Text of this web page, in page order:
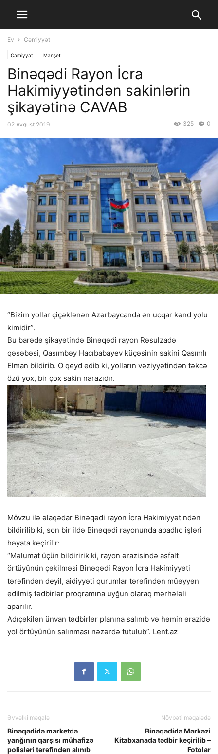
Ev Cəmiyyət
Cəmiyyət Manşet
Binəqədi Rayon İcra
Hakimiyyətindən sakinlərin
şikayətinə CAVAB
02 Avqust 2019 0
325
“Bizim yollar çiçəklənən Azərbaycanda ən ucqar kənd yolu
kimidir”.
Bu barədə şikayətində Binəqədi rayon Rəsulzadə
qəsəbəsi, Qasımbəy Hacıbabayev küçəsinin sakini Qasımlı
Elman bildirib. O qeyd edib ki, yolların vəziyyətindən təkcə
özü yox, bir çox sakin narazıdır.
Mövzu ilə əlaqədar Binəqədi rayon İcra Hakimiyyətindən
bildirilib ki, son bir ildə Binəqədi rayonunda abadlıq işləri
həyata keçirilir:
“Məlumat üçün bildiririk ki, rayon ərazisində asfalt
örtüyünün çəkilməsi Binəqədi Rayon İcra Hakimiyyəti
tərəfindən deyil, aidiyyəti qurumlar tərəfindən müəyyən
edilmiş tədbirlər proqramına uyğun olaraq mərhələli
aparılır.
Adıçəkilən ünvan tədbirlər planına salınıb və həmin ərazidə
yol örtüyünün salınması nəzərdə tutulub”. Lent.az
Əvvəlki məqalə
Binəqədidə marketdə
yanğının qarşısı mühafizə
polisləri tərəfindən alınıb
Növbəti məqalədə
Binəqədidə Mərkəzi
Kitabxanada tədbir keçirilib –
Fotolar